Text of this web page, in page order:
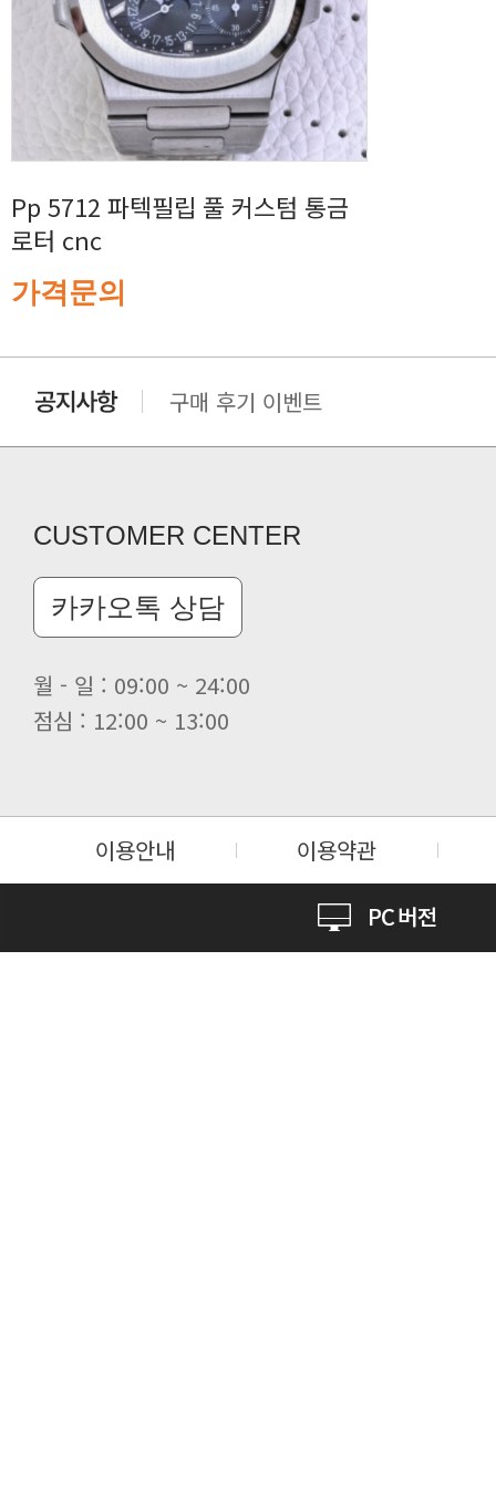
로터 cnc
가격문의
구매 후기 이벤트
CUSTOMER CENTER
카카오톡 상담
월 - 일 : 09:00 ~ 24:00
점심 : 12:00 ~ 13:00
이용안내 이용약관